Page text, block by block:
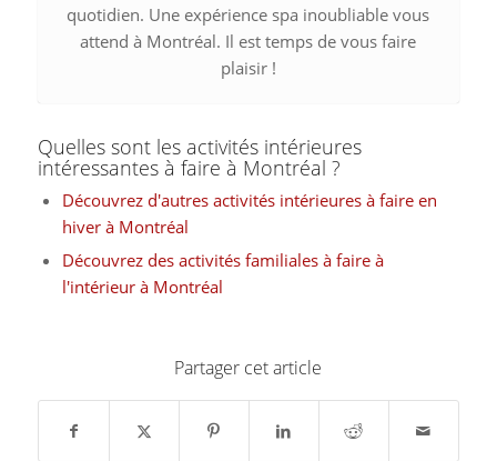
quotidien. Une expérience spa inoubliable vous
attend à Montréal. Il est temps de vous faire
plaisir !
Quelles sont les activités intérieures
intéressantes à faire à Montréal ?
Découvrez d'autres activités intérieures à faire en
hiver à Montréal
Découvrez des activités familiales à faire à
l'intérieur à Montréal
Partager cet article